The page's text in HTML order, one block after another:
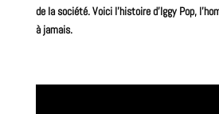
de la société. Voici l’histoire d’Iggy Pop,
à jamais.